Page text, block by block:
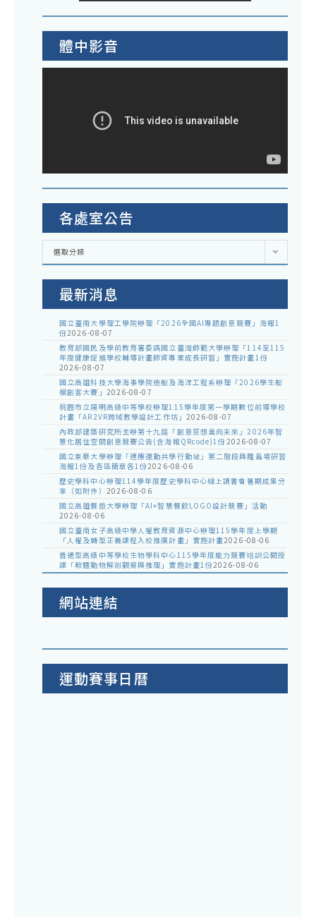
體中影音
各處室公告
各
室
選取分類
最新消息
國立臺南大學理工學院辦理「2026全國AI專題創意競賽」海報1
份2026-08-07
教育部國民及學前教育署委請國立臺灣師範大學辦理「114至115
年度健康促進學校輔導計畫師資專業成長研習」實施計畫1份
2026-08-07
國立高雄科技大學海事學院造船及海洋工程系辦理「2026學生船
模創客大賽」 2026-08-07
桃園市立陽明高級中等學校辦理115學年度第一學期數位前導學校
計畫「AR2VR跨域教學設計工作坊」 2026-08-07
內政部建築研究所主辦第十九屆「創意狂想巢向未來」2026年智
慧化居住空間創意競賽公告(含海報QRcode)1份2026-08-07
國立東華大學辦理「適應運動共學行動站」第二階段與離島場研習
海報1份及各區簡章各1份2026-08-06
歷史學科中心辦理114學年度歷史學科中心線上讀書會暑期成果分
享（如附件） 2026-08-06
國立高雄餐旅大學辦理「AI+智慧餐飲LOGO設計競賽」活動
2026-08-06
國立臺南女子高級中學人權教育資源中心辦理115學年度上學期
「人權及轉型正義課程入校推廣計畫」實施計畫2026-08-06
普通型高級中等學校生物學科中心115學年度能力競賽培訓公開授
課「軟體動物解剖觀察與推理」實施計畫1份2026-08-06
網站連結
運動賽事日曆